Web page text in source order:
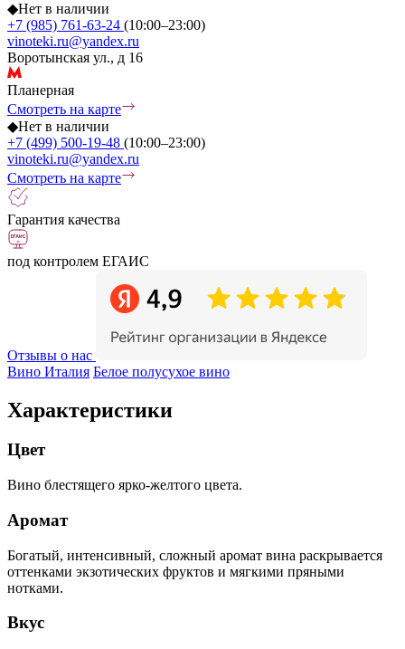
◆Нет в наличии
+7 (985) 761-63-24 (10:00–23:00)
vinoteki.ru@yandex.ru
Воротынская ул., д 16
Планерная
Смотреть на карте
◆Нет в наличии
+7 (499) 500-19-48 (10:00–23:00)
vinoteki.ru@yandex.ru
Смотреть на карте
Гарантия качества
под контролем ЕГАИС
Отзывы о нас
Вино Италия Белое полусухое вино
Характеристики
Цвет
Вино блестящего ярко-желтого цвета.
Аромат
Богатый, интенсивный, сложный аромат вина раскрывается
оттенками экзотических фруктов и мягкими пряными
нотками.
Вкус